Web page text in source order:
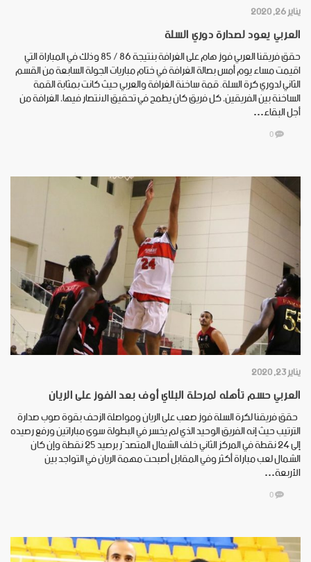
يناير 26, 2020
العربي يعود لصدارة دوري السلة
حقق فريقنا العربي فوز هام على الغرافة بنتيجة 86 /‏ 85 وذلك في المباراة التي
اقيمت مساء يوم أمس بصالة الغرافة في ختام مباريات الجولة السابعة من القسم
الثاني لدوري كرة السلة. قمة ساخنة الغرافة والعربي حيث كانت بمثابة القمة
الساخنة بين الفريقين، كل فريق كان يطمح في تحقيق الانتصار فيها، الغرافة من
أجل البقاء…
0
يناير 23, 2020
العربي حسم تأهله لمرحلة البلاي أوف بعد الفوز على الريان
حقق فريقنا لكرة السلة فوز صعب على الريان ومواصلة الزحف بقوة صوب صدارة
الترتيب حيث إنه الفريق الوحيد الذي لم يخسر في البطولة سوى مباراتين ورفع رصيده
إلى ٢٤ نقطة في المركز الثاني خلف الشمال المتصدّر برصيد ٢٥ نقطة وإن كان
الشمال لعب مباراة أكثر وفي المقابل أصبحت مهمة الريان في التواجد بين
الأربعة…
0